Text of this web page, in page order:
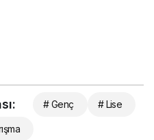
# Genç # Lise